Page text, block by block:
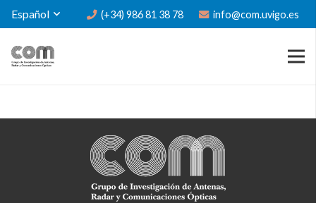
Español (+34) 986 81 38 78 info@com.uvigo.es